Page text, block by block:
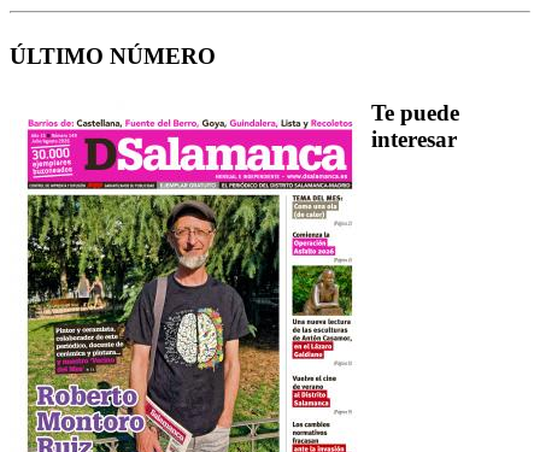
ÚLTIMO NÚMERO
Te puede
interesar